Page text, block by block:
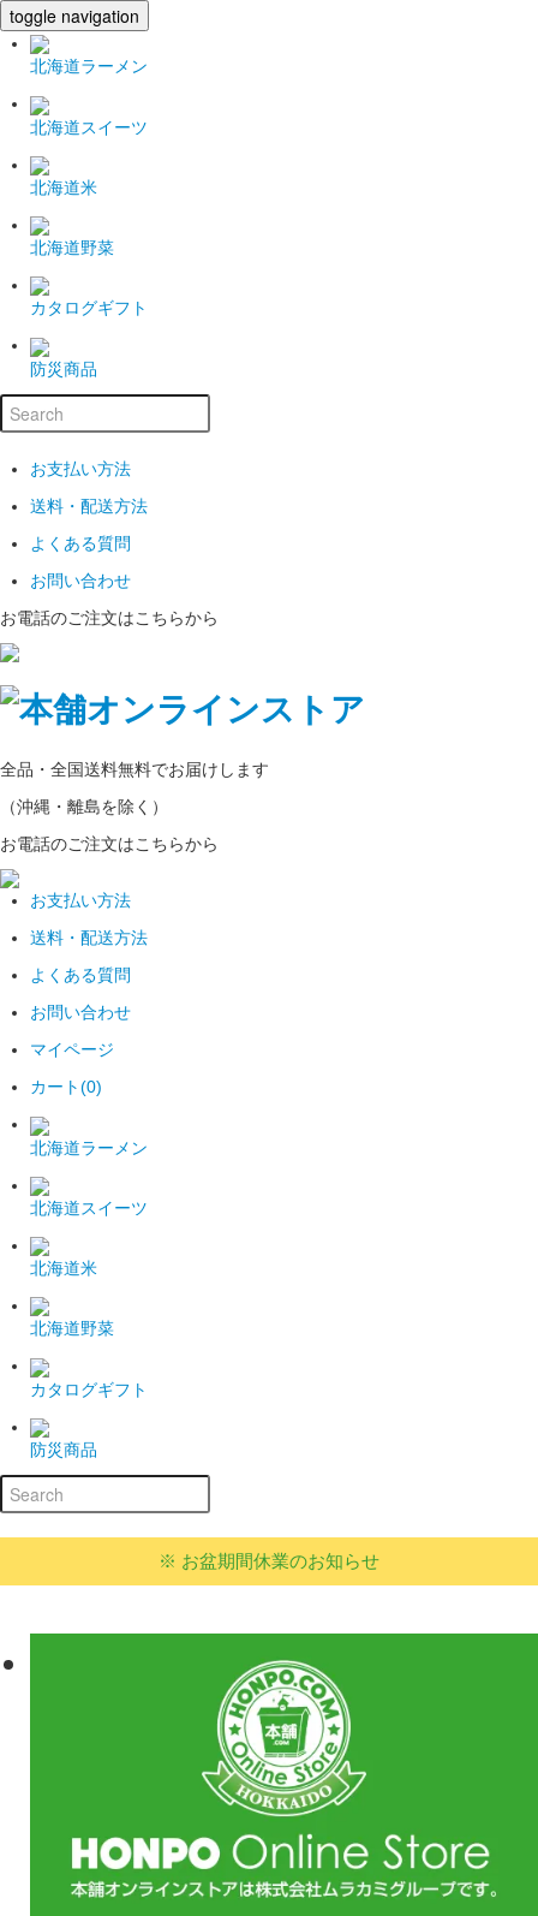
toggle navigation
北海道ラーメン
北海道スイーツ
北海道米
北海道野菜
カタログギフト
防災商品
お支払い方法
送料・配送方法
よくある質問
お問い合わせ
お電話のご注文はこちらから
全品・全国送料無料でお届けします
（沖縄・離島を除く）
お電話のご注文はこちらから
お支払い方法
送料・配送方法
よくある質問
お問い合わせ
マイページ
カート(0)
北海道ラーメン
北海道スイーツ
北海道米
北海道野菜
カタログギフト
防災商品
※ お盆期間休業のお知らせ